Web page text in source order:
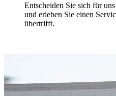
Entscheiden Sie sich für
und erleben Sie einen
übertrifft.